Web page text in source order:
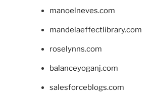
manoelneves.com
mandelaeffectlibrary.com
roselynns.com
balanceyoganj.com
salesforceblogs.com